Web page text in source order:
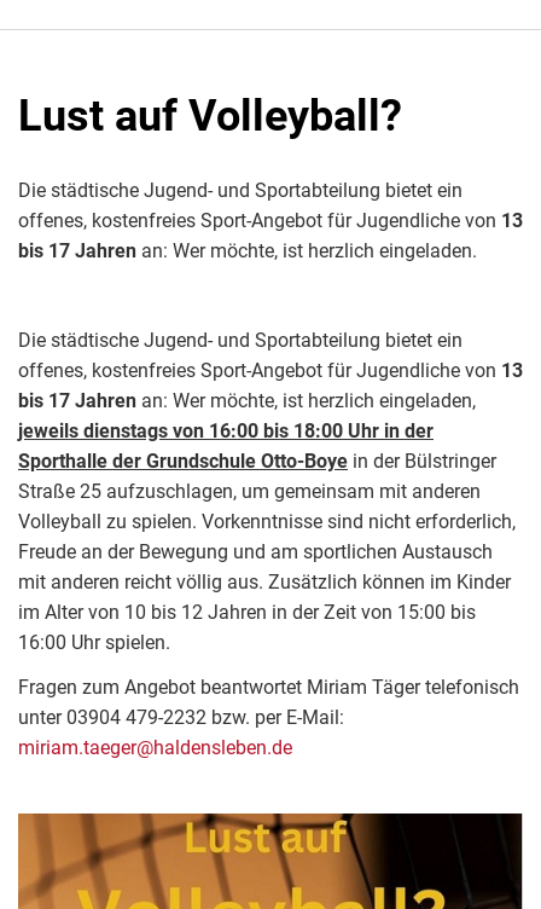
Lust auf Volleyball?
Die städtische Jugend- und Sportabteilung bietet ein
offenes, kostenfreies Sport-Angebot für Jugendliche von 13
bis 17 Jahren an: Wer möchte, ist herzlich eingeladen.
Die städtische Jugend- und Sportabteilung bietet ein
offenes, kostenfreies Sport-Angebot für Jugendliche von 13
bis 17 Jahren an: Wer möchte, ist herzlich eingeladen,
jeweils dienstags von 16:00 bis 18:00 Uhr in der
Sporthalle der Grundschule Otto-Boye in der Bülstringer
Straße 25 aufzuschlagen, um gemeinsam mit anderen
Volleyball zu spielen. Vorkenntnisse sind nicht erforderlich,
Freude an der Bewegung und am sportlichen Austausch
mit anderen reicht völlig aus. Zusätzlich können im Kinder
im Alter von 10 bis 12 Jahren in der Zeit von 15:00 bis
16:00 Uhr spielen.
Fragen zum Angebot beantwortet Miriam Täger telefonisch
unter 03904 479-2232 bzw. per E-Mail:
miriam.taeger@haldensleben.de